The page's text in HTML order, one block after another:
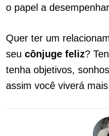
o papel a
Quer ter um
seu cônjuge feliz?
tenha objetivos,
assim você viverá